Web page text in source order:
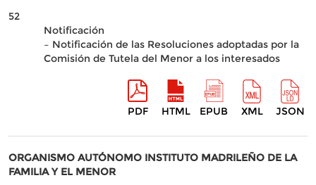
52
Notificación
– Notificación de las Resoluciones adoptadas por la
Comisión de Tutela del Menor a los interesados
PDF HTML EPUB XML JSON
ORGANISMO AUTÓNOMO INSTITUTO MADRILEÑO DE LA
FAMILIA Y EL MENOR